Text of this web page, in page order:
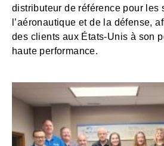
distributeur de référence pour les
l’aéronautique et de la défense,
des clients aux États-Unis à son
haute performance.